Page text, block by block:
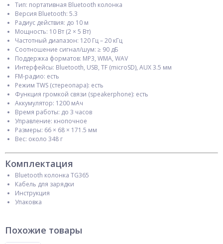
Тип: портативная Bluetooth колонка
Версия Bluetooth: 5.3
Радиус действия: до 10 м
Мощность: 10 Вт (2 × 5 Вт)
Частотный диапазон: 120 Гц – 20 кГц
Соотношение сигнал/шум: ≥ 90 дБ
Поддержка форматов: MP3, WMA, WAV
Интерфейсы: Bluetooth, USB, TF (microSD), AUX 3.5 мм
FM-радио: есть
Режим TWS (стереопара): есть
Функция громкой связи (speakerphone): есть
Аккумулятор: 1200 мАч
Время работы: до 3 часов
Управление: кнопочное
Размеры: 66 × 68 × 171.5 мм
Вес: около 348 г
Комплектация
Bluetooth колонка TG365
Кабель для зарядки
Инструкция
Упаковка
Похожие товары